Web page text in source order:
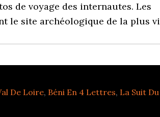
de voyage des internautes. Les
le site archéologique de la plus
De Loire, Béni En 4 Lettres, La Suit